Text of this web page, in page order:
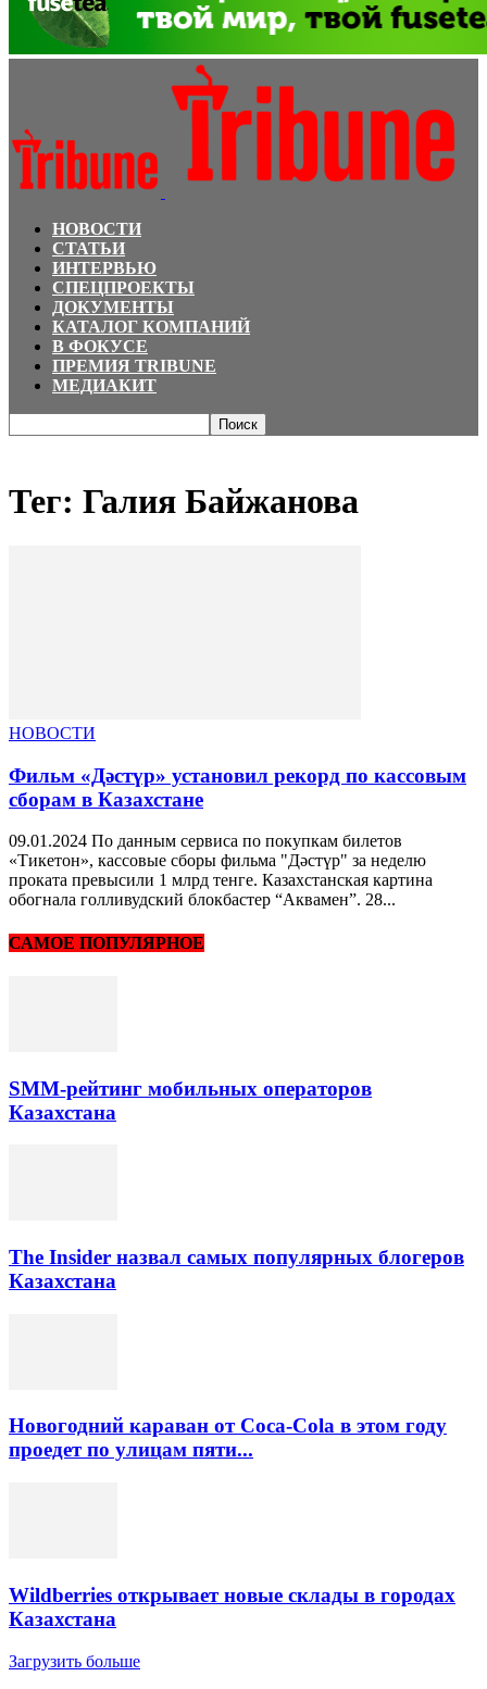
НОВОСТИ
СТАТЬИ
ИНТЕРВЬЮ
СПЕЦПРОЕКТЫ
ДОКУМЕНТЫ
КАТАЛОГ КОМПАНИЙ
В ФОКУСЕ
ПРЕМИЯ TRIBUNE
МЕДИАКИТ
Тег: Галия Байжанова
НОВОСТИ
Фильм «Дәстүр» установил рекорд по кассовым
сборам в Казахстане
09.01.2024 По данным сервиса по покупкам билетов
«Тикетон», кассовые сборы фильма "Дәстүр" за неделю
проката превысили 1 млрд тенге. Казахстанская картина
обогнала голливудский блокбастер “Аквамен”. 28...
САМОЕ ПОПУЛЯРНОЕ
SMM-рейтинг мобильных операторов
Казахстана
The Insider назвал самых популярных блогеров
Казахстана
Новогодний караван от Coca-Cola в этом году
проедет по улицам пяти...
Wildberries открывает новые склады в городах
Казахстана
Загрузить больше